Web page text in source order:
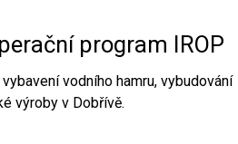
program IROP
vodního hamru, vybudování
výroby v Dobřívě.